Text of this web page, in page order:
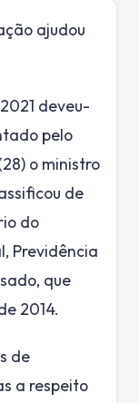
ajudou
deveu-
pelo
o ministro
de
do
Previdência
que
2014.
de
a respeito